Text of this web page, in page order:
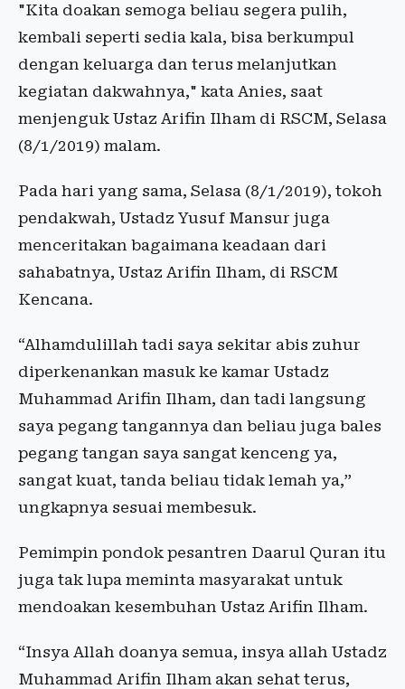
"Kita doakan semoga beliau segera pulih,
kembali seperti sedia kala, bisa berkumpul
dengan keluarga dan terus melanjutkan
kegiatan dakwahnya," kata Anies, saat
menjenguk Ustaz Arifin Ilham di RSCM, Selasa
(8/1/2019) malam.
Pada hari yang sama, Selasa (8/1/2019), tokoh
pendakwah, Ustadz Yusuf Mansur juga
menceritakan bagaimana keadaan dari
sahabatnya, Ustaz Arifin Ilham, di RSCM
Kencana.
“Alhamdulillah tadi saya sekitar abis zuhur
diperkenankan masuk ke kamar Ustadz
Muhammad Arifin Ilham, dan tadi langsung
saya pegang tangannya dan beliau juga bales
pegang tangan saya sangat kenceng ya,
sangat kuat, tanda beliau tidak lemah ya,”
ungkapnya sesuai membesuk.
Pemimpin pondok pesantren Daarul Quran itu
juga tak lupa meminta masyarakat untuk
mendoakan kesembuhan Ustaz Arifin Ilham.
“Insya Allah doanya semua, insya allah Ustadz
Muhammad Arifin Ilham akan sehat terus,